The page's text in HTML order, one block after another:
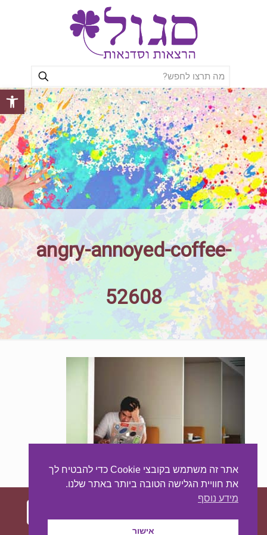
פתח
angry-annoyed-coffee-
52608
אתר זה משתמש בקובצי Cookie כדי להבטיח לך
את חוויית הגלישה הטובה ביותר באתר שלנו.
מידע נוסף
אישור